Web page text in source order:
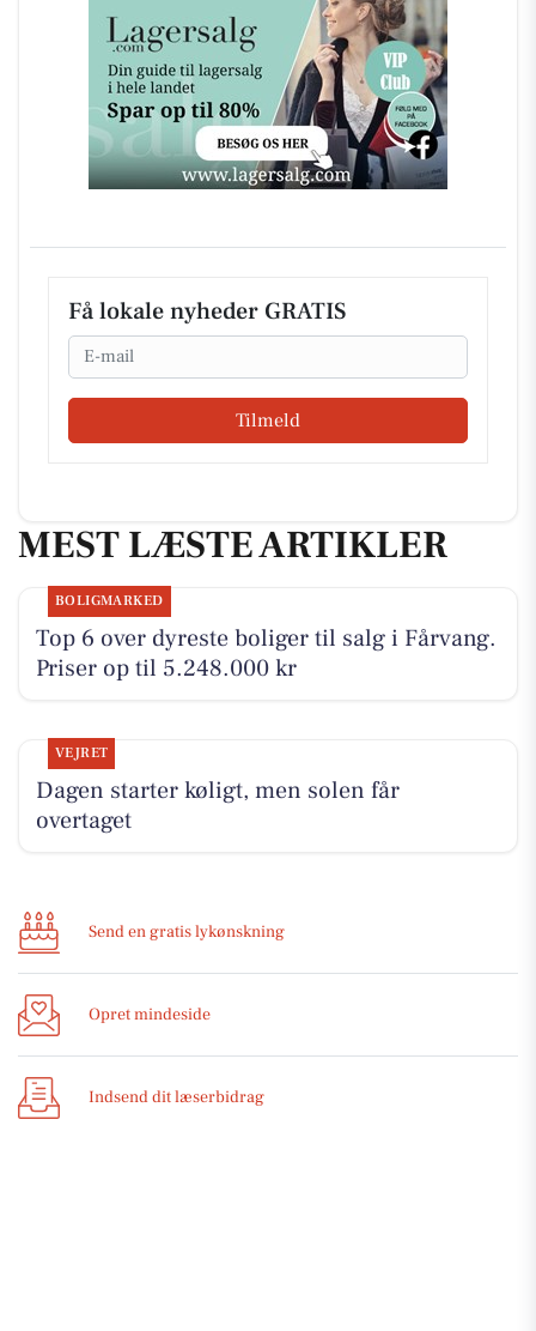
Få lokale nyheder GRATIS
Email
Tilmeld
MEST LÆSTE ARTIKLER
BOLIGMARKED
Top 6 over dyreste boliger til salg i Fårvang.
Priser op til 5.248.000 kr
VEJRET
Dagen starter køligt, men solen får
overtaget
Send en gratis lykønskning
Opret mindeside
Indsend dit læserbidrag